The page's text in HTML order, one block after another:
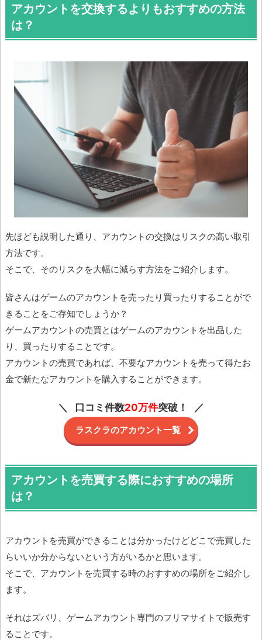
アカウントを交換するよりもおすすめの方法
は？
先ほども説明した通り、アカウントの交換はリスクの高い取引
方法です。
そこで、そのリスクを大幅に減らす方法をご紹介します。
皆さんはゲームのアカウントを売ったり買ったりすることがで
きることをご存知でしょうか？
ゲームアカウントの売買とはゲームのアカウントを出品した
り、買ったりすることです。
アカウントの売買であれば、不要なアカウントを売って得たお
金で新たなアカウントを購入することができます。
口コミ件数20万件突破！
ラスクラのアカウント一覧
アカウントを売買する際におすすめの場所
は？
アカウントを売買ができることは分かったけどどこで売買した
らいいか分からないという方がいるかと思います。
そこで、アカウントを売買する時のおすすめの場所をご紹介し
ます。
それはズバリ、ゲームアカウント専門のフリマサイトで販売す
ることです。